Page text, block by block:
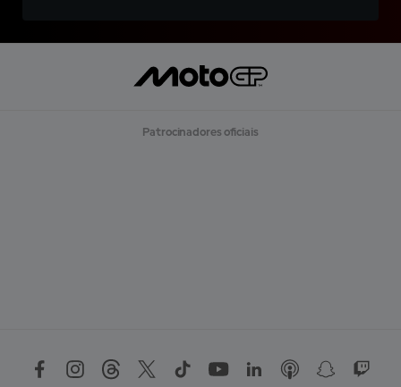
Patrocinadores oficiais